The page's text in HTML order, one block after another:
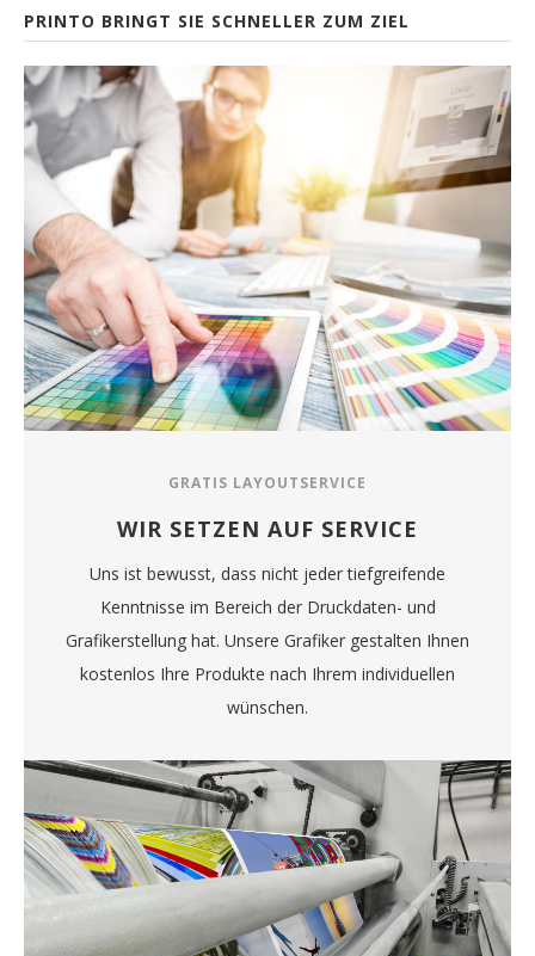
PRINTO BRINGT SIE SCHNELLER ZUM ZIEL
GRATIS LAYOUTSERVICE
WIR SETZEN AUF SERVICE
Uns ist bewusst, dass nicht jeder tiefgreifende
Kenntnisse im Bereich der Druckdaten- und
Grafikerstellung hat. Unsere Grafiker gestalten Ihnen
kostenlos Ihre Produkte nach Ihrem individuellen
wünschen.